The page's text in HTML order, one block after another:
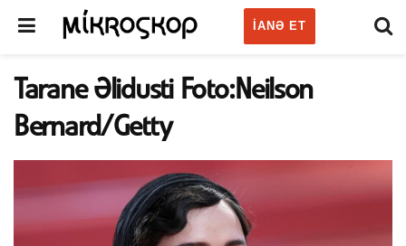
IANƏ ET
Tarane Əlidusti Foto:Neilson
Bernard/Getty